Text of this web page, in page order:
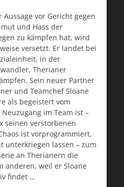
vor Gericht gegen
und Hass der
zu kämpfen hat, wird
versetzt. Er landet bei
in der
Therianer
Sein neuer Partner
und Teamchef Sloane
als begeistert vom
im Team ist –
seinen verstorbenen
ist vorprogrammiert,
unterkriegen lassen – zum
an Therianern die
anderen, weil er Sloane
findet …